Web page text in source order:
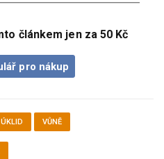
článkem jen za 50 Kč
pro nákup
ÚKLID VŮNĚ